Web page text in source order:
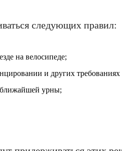
следующих правил:
на велосипеде;
и других требованиях
ближайшей урны;